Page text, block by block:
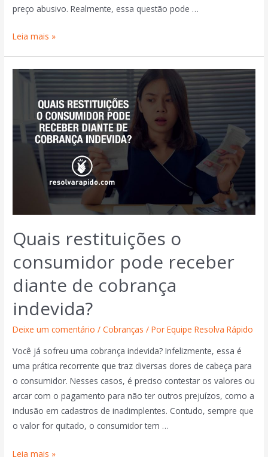
preço abusivo. Realmente, essa questão pode …
Leia mais »
Quais restituições o
consumidor pode receber
diante de cobrança
indevida?
Deixe um comentário /Cobranças / PorEquipe Resolva Rápido
Você já sofreu uma cobrança indevida? Infelizmente, essa é
uma prática recorrente que traz diversas dores de cabeça para
o consumidor. Nesses casos, é preciso contestar os valores ou
arcar com o pagamento para não ter outros prejuízos, como a
inclusão em cadastros de inadimplentes. Contudo, sempre que
o valor for quitado, o consumidor tem …
Leia mais »